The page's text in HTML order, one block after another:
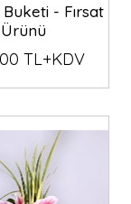
- Fırsat
Ürünü
TL+KDV